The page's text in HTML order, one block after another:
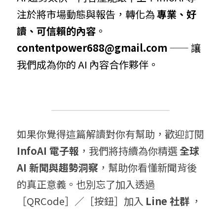
注於將市場動態與報告，轉化為 專業、好
讀、可信賴的內容
contentpower688@gmail.com —— 讓
我們成為你的 AI 內容合作夥伴。
InfoAI 電子報 ，我們將持續為你精選 全球
AI 新聞與趨勢洞察 ，幫助你看懂新聞背後
的真正意義。也別忘了加入透過
［QRCode］／［按鈕］加入 Line 社群 ，